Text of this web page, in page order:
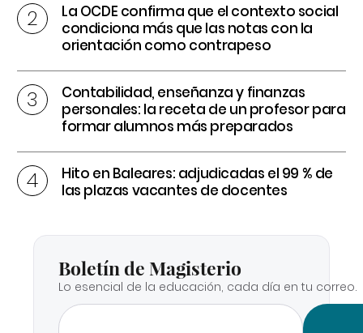
La OCDE confirma que el contexto social
condiciona más que las notas con la
orientación como contrapeso
Contabilidad, enseñanza y finanzas
personales: la receta de un profesor para
formar alumnos más preparados
Hito en Baleares: adjudicadas el 99 % de
las plazas vacantes de docentes
Boletín de Magisterio
Lo esencial de la educación, cada día en tu correo.